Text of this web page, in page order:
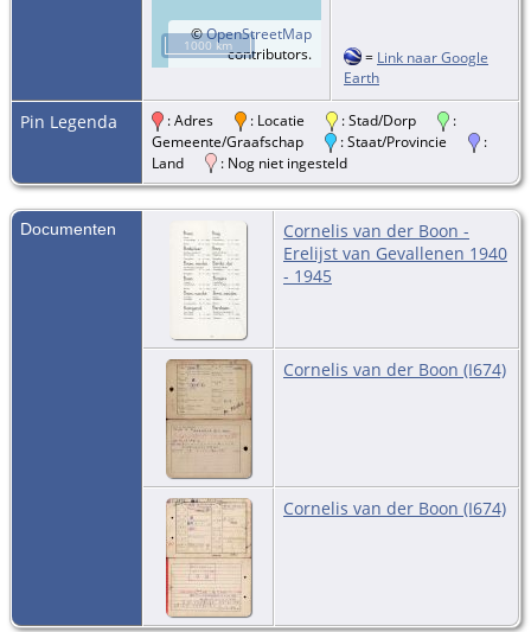
©OpenStreetMap
contributors.
1000 km
= Link naar Google
Earth
Pin Legenda : Adres : Locatie : Stad/Dorp
:
Gemeente/Graafschap
: Staat/Provincie
:
Land
: Nog niet ingesteld
Documenten
Cornelis van der Boon -
Erelijst van Gevallenen 1940
- 1945
Cornelis van der Boon (I674)
Cornelis van der Boon (I674)